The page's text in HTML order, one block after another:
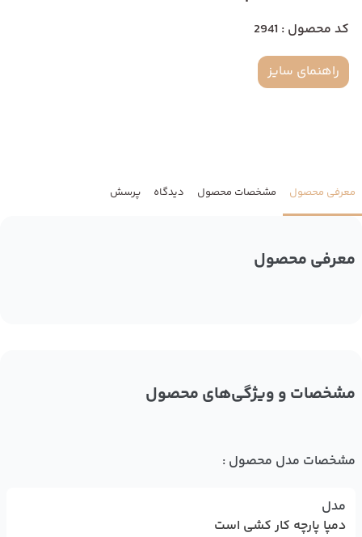
کد محصول : 2941
راهنمای سایز
معرفی محصول مشخصات محصول دیدگاه پرسش
معرفی محصول
مشخصات و ویژگی‌های محصول
مشخصات مدل محصول :
مدل
دمپا پارچه کار کشی است